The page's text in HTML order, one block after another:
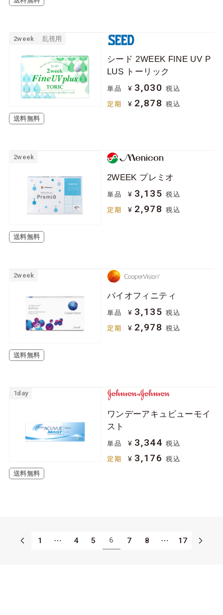
2week 乱視用
送料無料
シード 2WEEK FINE UV P
LUS トーリック
単品 ¥ 3,030 税込
定期 ¥ 2,878 税込
2week
送料無料
2WEEK プレミオ
単品 ¥ 3,135 税込
定期 ¥ 2,978 税込
2week
送料無料
バイオフィニティ
単品 ¥ 3,135 税込
定期 ¥ 2,978 税込
1day
送料無料
ワンデーアキュビューモイ
スト
単品 ¥ 3,344 税込
定期 ¥ 3,176 税込
1 ⋯ 4 5 6 7 8 ⋯ 17